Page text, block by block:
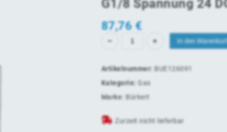
G1/8 Spannung 24
87,76€
In den
Artikelnummer: BUE126091
Kategorie: Gas
Marke:Bürkert
Zurzeit nicht lieferbar